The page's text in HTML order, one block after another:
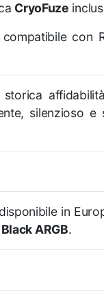
CryoFuze
con
silenzioso e
in
Black ARGB.